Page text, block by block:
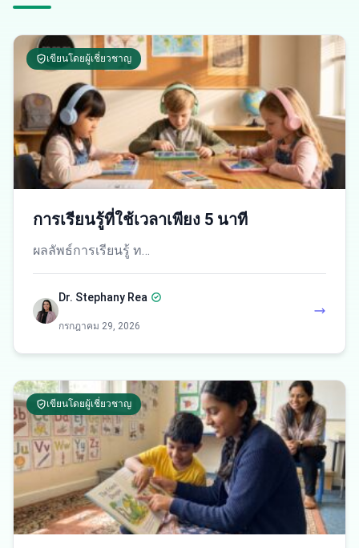
เขียนโดยผู้เชี่ยวชาญ
การเรียนรู้ที่ใช้เวลาเพียง 5 นาที
ผลลัพธ์การเรียนรู้ ท…
Dr. Stephany Rea
กรกฎาคม 29, 2026
เขียนโดยผู้เชี่ยวชาญ